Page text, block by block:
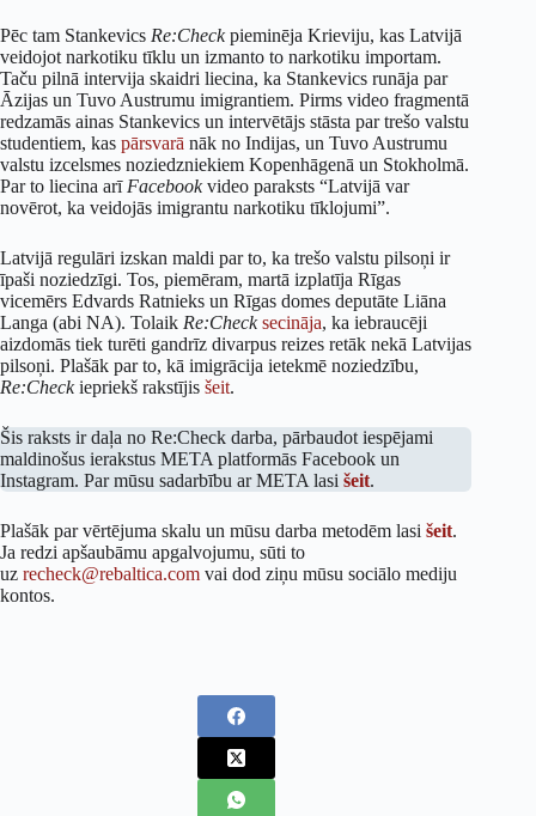
Pēc tam Stankevics Re:Checkpieminēja Krieviju, kas Latvijā
veidojot narkotiku tīklu un izmanto to narkotiku importam.
Taču pilnā intervija skaidri liecina, ka Stankevics runāja par
Āzijas un Tuvo Austrumu imigrantiem. Pirms video fragmentā
redzamās ainas Stankevics un intervētājs stāsta par trešo valstu
studentiem, kas pārsvarā nāk no Indijas, un Tuvo Austrumu
valstu izcelsmes noziedzniekiem Kopenhāgenā un Stokholmā.
Par to liecina arī Facebookvideo paraksts “Latvijā var
novērot, ka veidojās imigrantu narkotiku tīklojumi”.
Latvijā regulāri izskan maldi par to, ka trešo valstu pilsoņi ir
īpaši noziedzīgi. Tos, piemēram, martā izplatīja Rīgas
vicemērs Edvards Ratnieks un Rīgas domes deputāte Liāna
Langa (abi NA). Tolaik Re:Checksecināja, ka iebraucēji
aizdomās tiek turēti gandrīz divarpus reizes retāk nekā Latvijas
pilsoņi. Plašāk par to, kā imigrācija ietekmē noziedzību,
Re:Checkiepriekš rakstījis šeit.
Šis raksts ir daļa no Re:Check darba, pārbaudot iespējami
maldinošus ierakstus META platformās Facebook un
Instagram. Par mūsu sadarbību ar META lasi šeit.
Plašāk par vērtējuma skalu un mūsu darba metodēm lasi šeit.
Ja redzi apšaubāmu apgalvojumu, sūti to
uz recheck@rebaltica.com vai dod ziņu mūsu sociālo mediju
kontos.